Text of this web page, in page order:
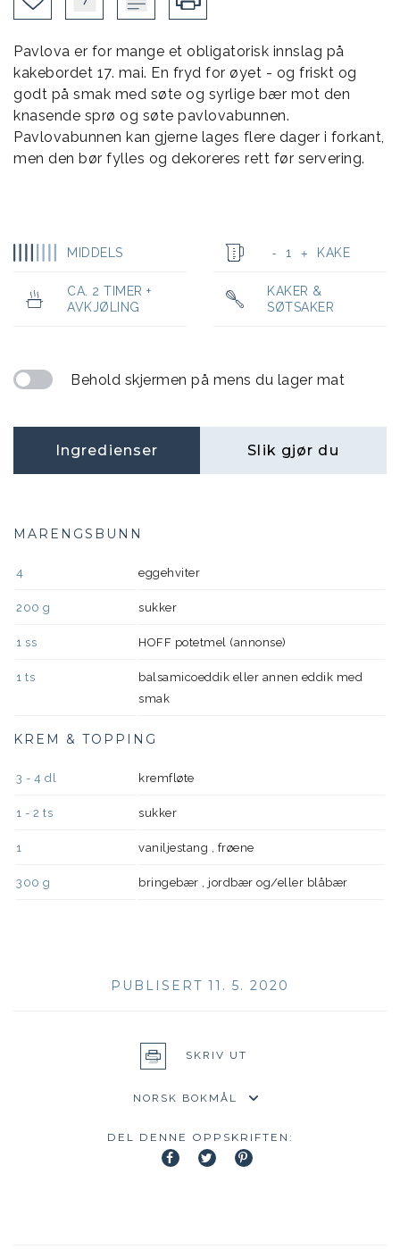
Pavlova er for mange et obligatorisk innslag på
kakebordet 17. mai. En fryd for øyet - og friskt og
godt på smak med søte og syrlige bær mot den
knasende sprø og søte pavlovabunnen.
Pavlovabunnen kan gjerne lages flere dager i forkant,
men den bør fylles og dekoreres rett før servering.
MIDDELS - 1 + KAKE
CA. 2 TIMER +
AVKJØLING
KAKER &
SØTSAKER
Behold skjermen på mens du lager mat
Ingredienser Slik gjør du
MARENGSBUNN
4 eggehviter
200 g sukker
1 ss HOFF potetmel (annonse)
1 ts
balsamicoeddik eller annen eddik med
smak
KREM & TOPPING
3 - 4 dl kremfløte
1 - 2 ts sukker
1 vaniljestang , frøene
300 g bringebær , jordbær og/eller blåbær
PUBLISERT 11. 5. 2020
SKRIV UT
DEL DENNE OPPSKRIFTEN: